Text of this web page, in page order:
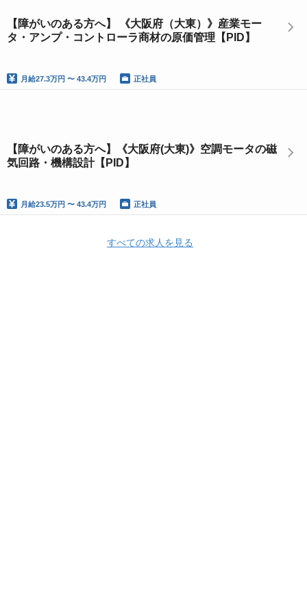
【障がいのある方へ】 《大阪府（大東）》産業モー
タ・アンプ・コントローラ商材の原価管理【PID】
月給27.3万円 〜 43.4万円 正社員
【障がいのある方へ】《大阪府(大東)》空調モータの磁
気回路・機構設計【PID】
月給23.5万円 〜 43.4万円 正社員
すべての求人を見る